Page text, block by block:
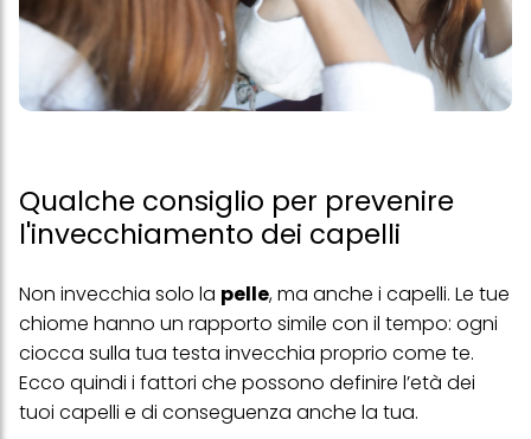
Qualche consiglio per prevenire
l'invecchiamento dei capelli
Non invecchia solo la pelle, ma anche i capelli. Le tue
chiome hanno un rapporto simile con il tempo: ogni
ciocca sulla tua testa invecchia proprio come te.
Ecco quindi i fattori che possono definire l’età dei
tuoi capelli e di conseguenza anche la tua.